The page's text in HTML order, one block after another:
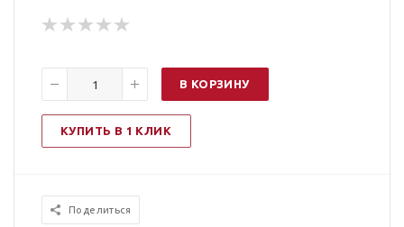
В КОРЗИНУ
КУПИТЬ В 1 КЛИК
Поделиться